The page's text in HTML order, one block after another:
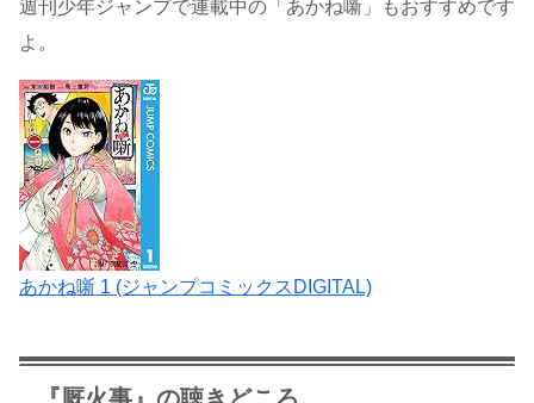
週刊少年ジャンプで連載中の「あかね噺」もおすすめです
よ。
あかね噺 1 (ジャンプコミックスDIGITAL)